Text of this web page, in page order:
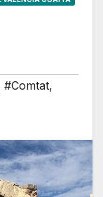
#Comtat,